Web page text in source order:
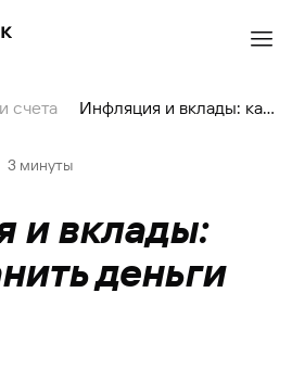
счета Инфляция и вклады: как сохранить деньги
3 минуты
и вклады:
деньги